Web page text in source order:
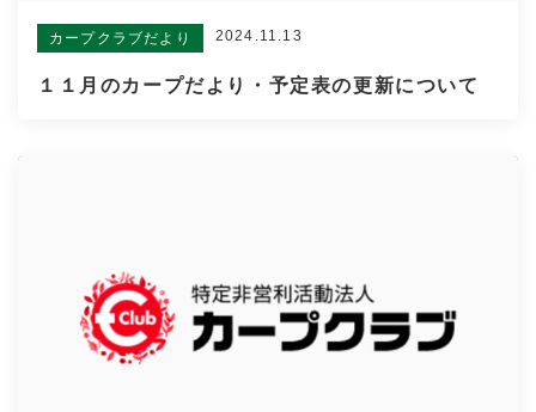
カープクラブだより 2024.11.13
１１月のカープだより・予定表の更新について